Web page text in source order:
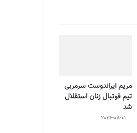
مریم ایراندوست سرمربی
تیم فوتبال زنان استقلال
شد
2026-08-01